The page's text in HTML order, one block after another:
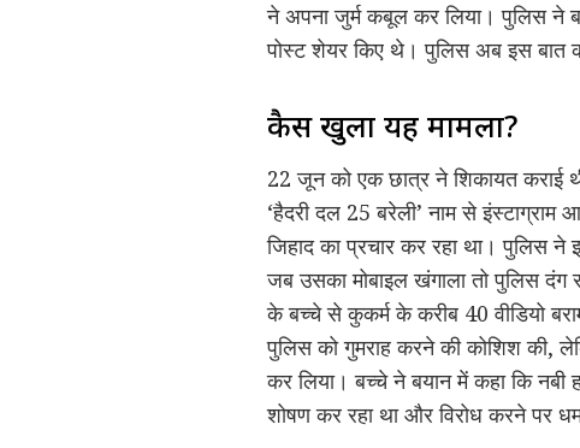
ने अपना जुर्म कबूल कर लिया। पुलिस ने
पोस्ट शेयर किए थे। पुलिस अब इस बात
कैस खुला यह मामला?
22 जून को एक छात्र ने शिकायत कराई
‘हैदरी दल 25 बरेली’ नाम से इंस्टाग्राम
जिहाद का प्रचार कर रहा था। पुलिस
जब उसका मोबाइल खंगाला तो पुलिस
के बच्चे से कुकर्म के करीब 40 वीडियो
पुलिस को गुमराह करने की कोशिश की,
कर लिया। बच्चे ने बयान में कहा कि
शोषण कर रहा था और विरोध करने पर